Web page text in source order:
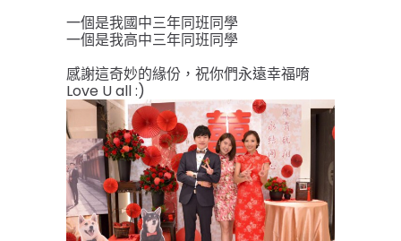
一個是我國中三年同班同學
一個是我高中三年同班同學
感謝這奇妙的緣份，祝你們永遠幸福唷
Love U all :)